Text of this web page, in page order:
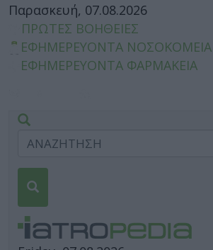
Παρασκευή, 07.08.2026
ΠΡΩΤΕΣ ΒΟΗΘΕΙΕΣ
ΕΦΗΜΕΡΕΥΟΝΤΑ ΝΟΣΟΚΟΜΕΙΑ
ΕΦΗΜΕΡΕΥΟΝΤΑ ΦΑΡΜΑΚΕΙΑ